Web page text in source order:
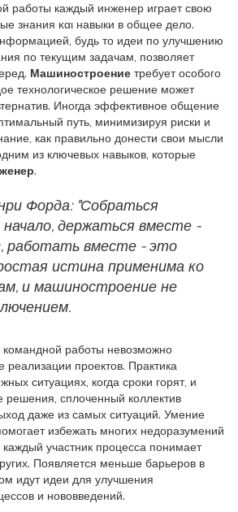
работы каждый инженер играет свою
знания και навыки в общее дело.
будь то идеи по улучшению
по текущим задачам, позволяет
Машиностроение требует особого
технологическое решение может
Иногда эффективное общение
путь, минимизируя риски и
как правильно донести свои мысли
из ключевых навыков, которые
.
Форда: "Собраться
держаться вместе -
работать вместе - это
истина применима ко
и машиностроение не
командной работы невозможно
реализации проектов. Практика
ситуациях, когда сроки горят, и
сплоченный коллектив
даже из самых ситуаций. Умение
избежать многих недоразумений
каждый участник процесса понимает
Появляется меньше барьеров в
идут идеи для улучшения
и нововведений.